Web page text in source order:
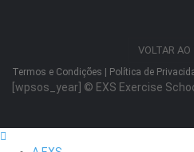
VOLTAR AO
Termos e Condições Política de
[wpsos_year] © EXS Exercise